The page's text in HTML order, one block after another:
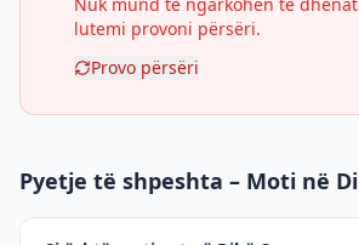
lutemi provoni përsëri.
Provo përsëri
Pyetje të shpeshta – Moti në